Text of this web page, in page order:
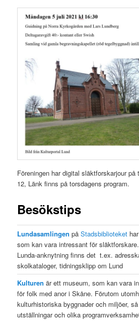
Föreningen har digital släktforskarjour
12, Länk finns på torsdagens program.
Besökstips
Lundasamlingen påStadsbiblioteket
som kan vara intressant för
Lunda-anknytning finns det t.ex.
skolkataloger, tidningsklipp om Lund
Kulturen är ett museum, som kan vara
för folk med anor i Skåne. Förutom
kulturhistoriska byggnader och miljöer,
utställningar och olika